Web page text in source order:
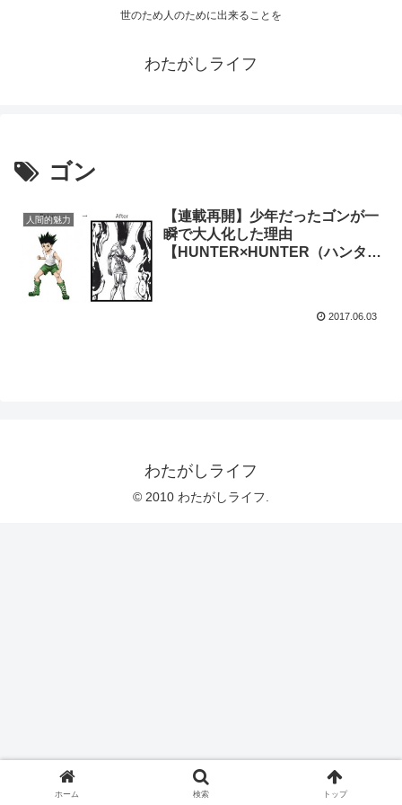
世のため人のために出来ることを
わたがしライフ
ゴン
人間的魅力
【連載再開】少年だったゴンが一
瞬で大人化した理由
【HUNTER×HUNTER（ハンター
2017.06.03
わたがしライフ
© 2010 わたがしライフ.
ホーム 検索 トップ